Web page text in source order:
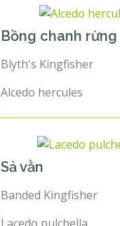
Bồng chanh rừng
Blyth's Kingfisher
Alcedo hercules
Sả vằn
Banded Kingfisher